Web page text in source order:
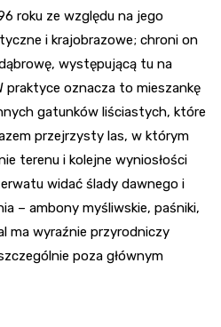
roku ze względu na jego
i krajobrazowe; chroni on
występującą tu na
praktyce oznacza to mieszankę
gatunków liściastych, które
przejrzysty las, w którym
terenu i kolejne wyniosłości
widać ślady dawnego i
– ambony myśliwskie, paśniki,
ma wyraźnie przyrodniczy
poza głównym